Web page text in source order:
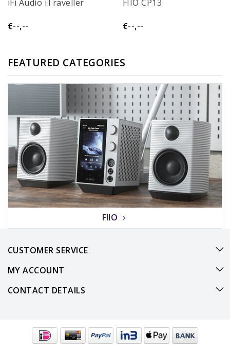
iFi Audio iTraveller
€--,--
FIIO CP13
€--,--
FEATURED CATEGORIES
FIIO
CUSTOMER SERVICE
MY ACCOUNT
CONTACT DETAILS